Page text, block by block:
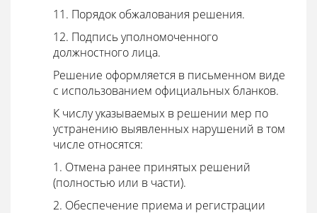
11. Порядок обжалования решения.
12. Подпись уполномоченного
должностного лица.
Решение оформляется в письменном виде
с использованием официальных бланков.
К числу указываемых в решении мер по
устранению выявленных нарушений в том
числе относятся:
1. Отмена ранее принятых решений
(полностью или в части).
2. Обеспечение приема и регистрации